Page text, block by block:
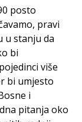
posto
pravi
u stanju da
bi
više
bi umjesto
i
pitanja oko